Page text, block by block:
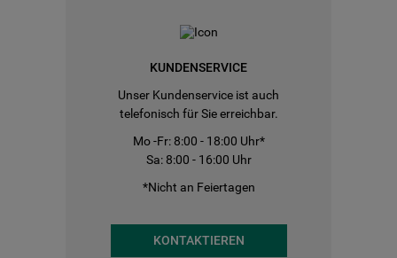
KUNDENSERVICE
Unser Kundenservice ist auch
telefonisch für Sie erreichbar.
Mo -Fr: 8:00 - 18:00 Uhr*
Sa: 8:00 - 16:00 Uhr
*Nicht an Feiertagen
KONTAKTIEREN